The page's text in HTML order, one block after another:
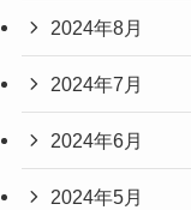
2024年8月
2024年7月
2024年6月
2024年5月